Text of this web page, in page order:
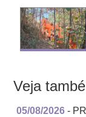
Veja
05/08/2026 -